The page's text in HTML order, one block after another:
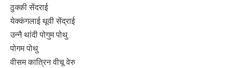
ठुक्की सेंदराई
येक्कंगलाई थूवी सेंद्राई
उन्नै थांदी पोगुम पोथु
पोगम पोथु
वीसम कात्रिन वीचू वेरु